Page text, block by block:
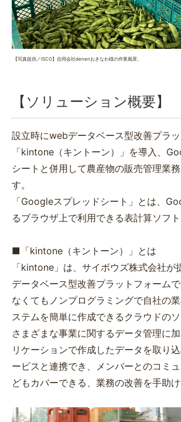
【写真提供／ISCO】合同会社denenおきなわ様の作業風景。
【ソリューション概要】
設立時にwebデータベース型改善プラ
「kintone（キントーン）」を導入、
シートと併用して農産物の販売管理業
す。
「Googleスプレッドシート」とは、
るブラウザ上で利用できる表計算ソフト
■「kintone（キントーン）」とは
「kintone」は、サイボウズ株式会社が
データベース型改善プラットフォーム
なくてもノンプログラミングで自社の
ステムを簡単に作成できるクラウドのソ
さまざまな事業に関するデータ管理に
リケーションで作成したデータを取り
ービスと連携でき、メンバーとのコミ
どもカバーできる、業務の改善を手助け